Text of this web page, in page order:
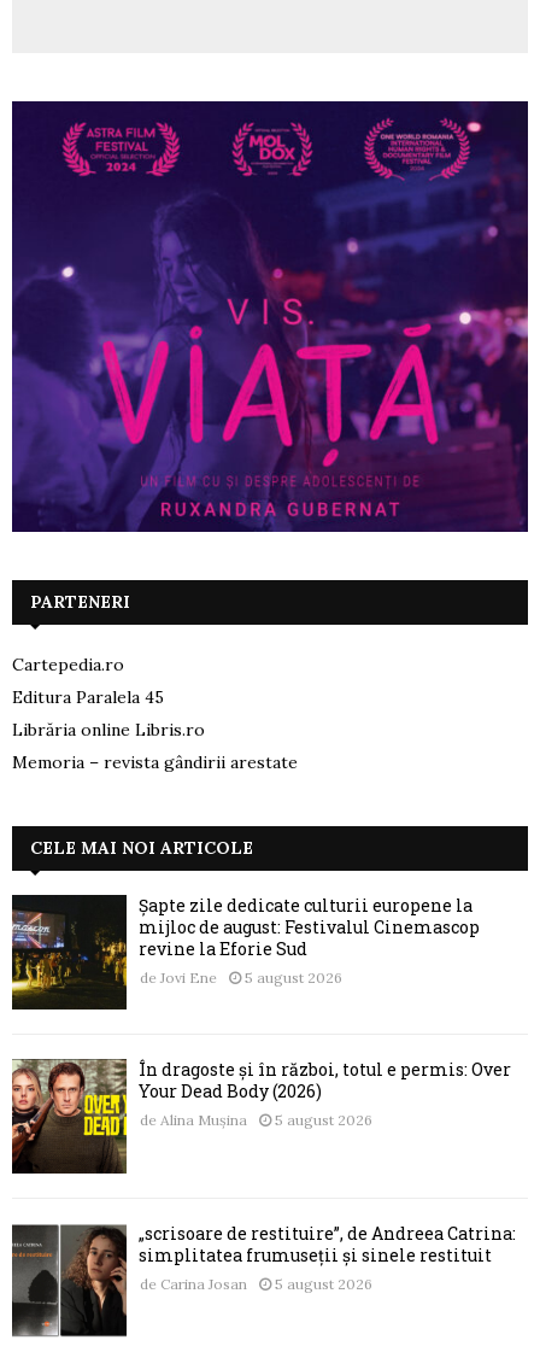
PARTENERI
Cartepedia.ro
Editura Paralela 45
Librăria online Libris.ro
Memoria – revista gândirii arestate
CELE MAI NOI ARTICOLE
Șapte zile dedicate culturii europene la
mijloc de august: Festivalul Cinemascop
revine la Eforie Sud
de Jovi Ene 5 august 2026
În dragoste și în război, totul e permis: Over
Your Dead Body (2026)
de Alina Mușina 5 august 2026
„scrisoare de restituire”, de Andreea Catrina:
simplitatea frumuseții și sinele restituit
de Carina Josan 5 august 2026